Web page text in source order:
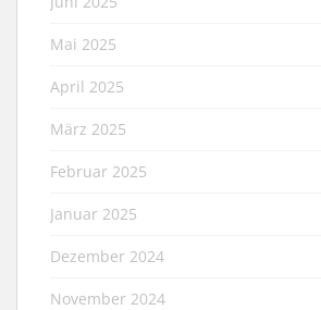
Mai 2025
April 2025
März 2025
Februar 2025
Januar 2025
Dezember 2024
November 2024